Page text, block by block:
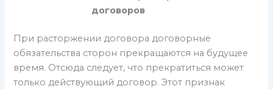
договоров
При расторжении договора договорные
обязательства сторон прекращаются на будущее
время. Отсюда следует, что прекратиться может
только действующий договор. Этот признак